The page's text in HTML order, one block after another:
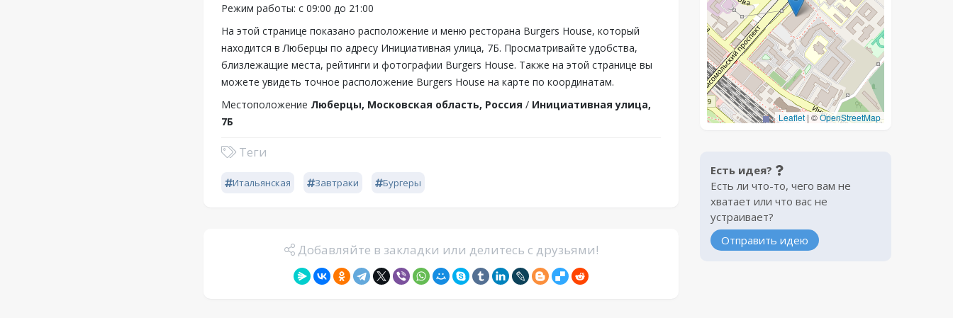
Режим работы: с 09:00 до 21:00
На этой странице показано расположение и меню ресторана Burgers House, который
находится в Люберцы по адресу Инициативная улица, 7Б. Просматривайте удобства,
близлежащие места, рейтинги и фотографии Burgers House. Также на этой странице вы
можете увидеть точное расположение Burgers House на карте по координатам.
Местоположение Люберцы, Московская область, Россия / Инициативная улица,
7Б
Теги
Итальянская Завтраки Бургеры
Добавляйте в закладки или делитесь с друзьями!
Leaflet |©OpenStreetMap
Есть идея?
Есть ли что-то, чего вам не
хватает или что вас не
устраивает?
Отправить идею